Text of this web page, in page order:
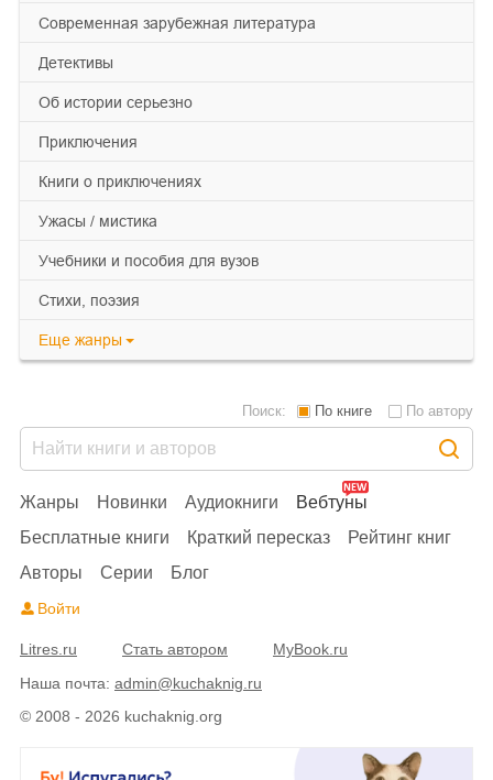
современная зарубежная литература
детективы
об истории серьезно
приключения
книги о приключениях
ужасы / мистика
учебники и пособия для вузов
cтихи, поэзия
Еще жанры
© 2008 - 2026 kuchaknig.org
Жанры Новинки Аудиокниги
Вебтуны
Бесплатные книги
Краткий пересказ
Рейтинг книг
Авторы
Серии Блог
Поиск: По книге По автору
Войти
Litres.ru Стать автором
MyBook.ru
Наша почта: admin@kuchaknig.ru